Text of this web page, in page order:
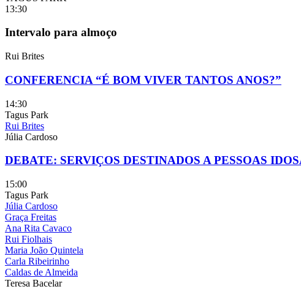
13:30
Intervalo para almoço
Rui Brites
CONFERENCIA “É BOM VIVER TANTOS ANOS?”
14:30
Tagus Park
Rui Brites
Júlia Cardoso
DEBATE: SERVIÇOS DESTINADOS A PESSOAS
15:00
Tagus Park
Júlia Cardoso
Graça Freitas
Ana Rita Cavaco
Rui Fiolhais
Maria João Quintela
Carla Ribeirinho
Caldas de Almeida
Teresa Bacelar